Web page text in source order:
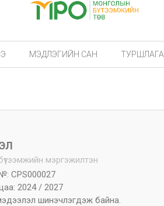
МЭДЛЭГИЙН САН ТУРШЛАГА
мэргэжилтэн
CPS000027
2024 / 2027
шинэчлэгдэж байна.